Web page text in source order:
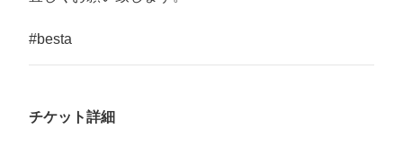
#besta
チケット詳細